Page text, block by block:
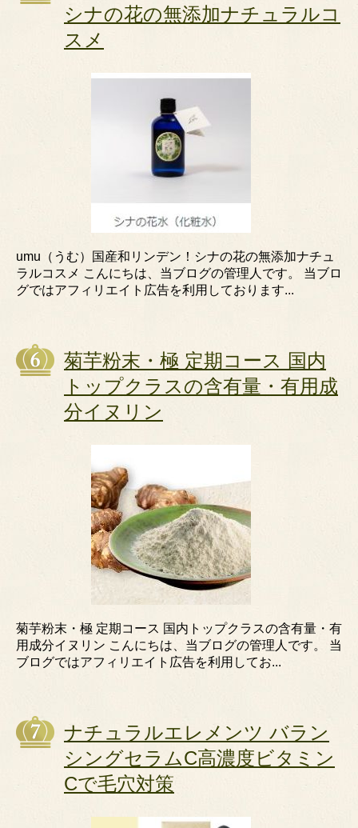
シナの花の無添加ナチュラルコ
スメ
umu（うむ）国産和リンデン！シナの花の無添加ナチュ
ラルコスメ こんにちは、当ブログの管理人です。 当ブロ
グではアフィリエイト広告を利用しております...
菊芋粉末・極 定期コース 国内
トップクラスの含有量・有用成
分イヌリン
菊芋粉末・極 定期コース 国内トップクラスの含有量・有
用成分イヌリン こんにちは、当ブログの管理人です。 当
ブログではアフィリエイト広告を利用してお...
ナチュラルエレメンツ バラン
シングセラムC高濃度ビタミン
Cで毛穴対策